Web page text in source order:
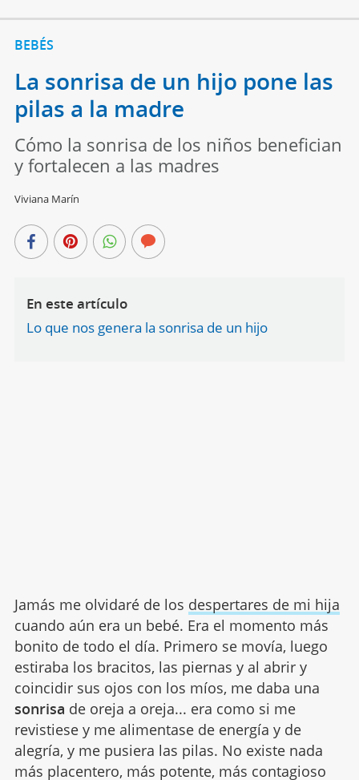
BEBÉS
La sonrisa de un hijo pone las
pilas a la madre
Cómo la sonrisa de los niños benefician
y fortalecen a las madres
Viviana Marín
En este artículo
Lo que nos genera la sonrisa de un hijo
Jamás me olvidaré de los despertares de mi hija
cuando aún era un bebé. Era el momento más
bonito de todo el día. Primero se movía, luego
estiraba los bracitos, las piernas y al abrir y
coincidir sus ojos con los míos, me daba una
sonrisa de oreja a oreja... era como si me
revistiese y me alimentase de energía y de
alegría, y me pusiera las pilas. No existe nada
más placentero, más potente, más contagioso